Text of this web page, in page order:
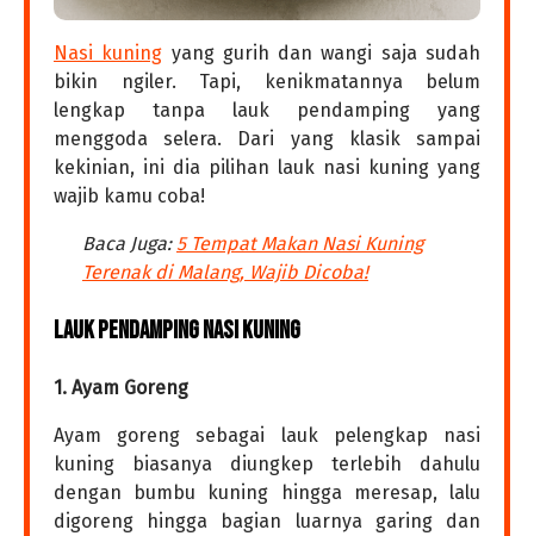
Nasi kuning yang gurih dan wangi saja sudah
bikin ngiler. Tapi, kenikmatannya belum
lengkap tanpa lauk pendamping yang
menggoda selera. Dari yang klasik sampai
kekinian, ini dia pilihan lauk nasi kuning yang
wajib kamu coba!
Baca Juga: 5 Tempat Makan Nasi Kuning
Terenak di Malang, Wajib Dicoba!
Lauk Pendamping Nasi Kuning
1. Ayam Goreng
Ayam goreng sebagai lauk pelengkap nasi
kuning biasanya diungkep terlebih dahulu
dengan bumbu kuning hingga meresap, lalu
digoreng hingga bagian luarnya garing dan